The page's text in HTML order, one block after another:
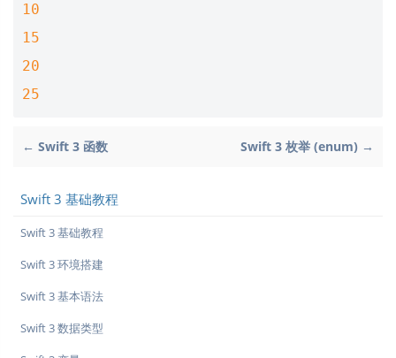
10
15
20
25
← Swift 3 函数 Swift 3 枚举 (enum) →
Swift 3 基础教程
Swift 3 基础教程
Swift 3 环境搭建
Swift 3 基本语法
Swift 3 数据类型